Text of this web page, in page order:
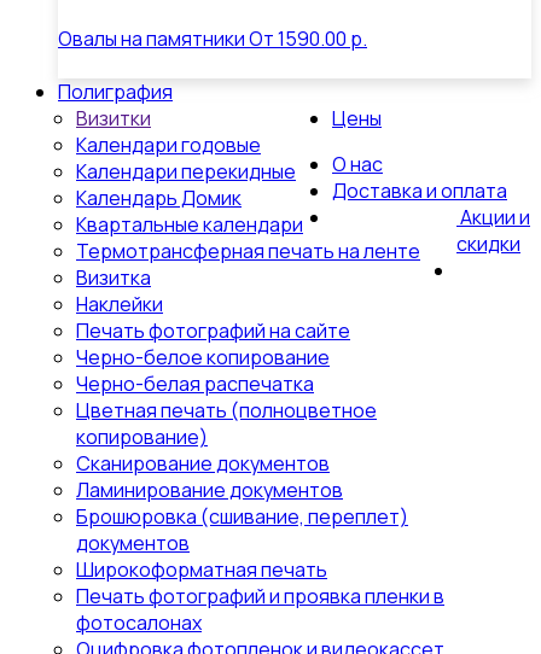
Овалы на памятникиОт1590.00 р.
Полиграфия
Визитки
Календари годовые
Календари перекидные
Календарь Домик
Квартальные календари
Термотрансферная печать на ленте
Визитка
Наклейки
Цены
Печать фотографий на сайте
Черно-белое копирование
Черно-белая распечатка
Цветная печать (полноцветное
копирование)
Сканирование документов
Ламинирование документов
Брошюровка (сшивание, переплет)
документов
Широкоформатная печать
Печать фотографий и проявка пленки в
фотосалонах
О нас
Доставка и оплата
Акции и
скидки